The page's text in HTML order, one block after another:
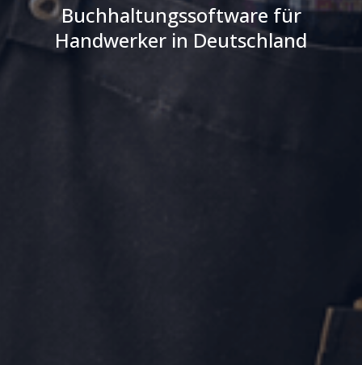
Buchhaltungssoftware für
Handwerker in Deutschland